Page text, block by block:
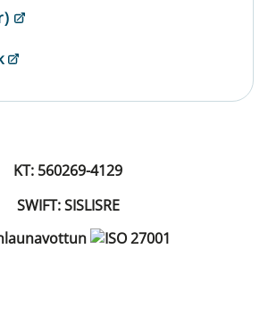
KT: 560269-4129
SWIFT: SISLISRE